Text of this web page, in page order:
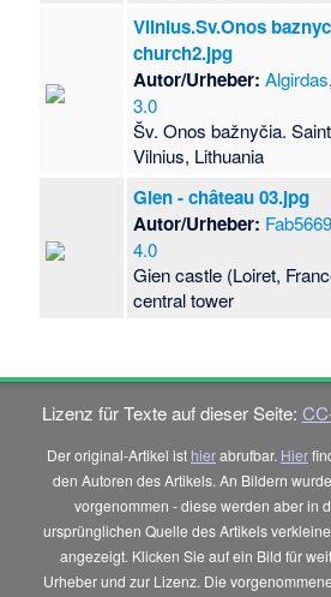
Vilnius.Sv.Onos
church2.jpg
Autor/Urheber: Algirdas,
3.0
Šv. Onos bažnyčia.
Vilnius, Lithuania
Gien - château 03.jpg
Autor/Urheber: Fab5669
4.0
Gien castle (Loiret,
central tower
Lizenz für Texte auf dieser Seite:
Der original-Artikel ist hierabrufbar. Hier
den Autoren des Artikels. An Bildern
vorgenommen - diese werden aber in
ursprünglichen Quelle des Artikels
angezeigt. Klicken Sie auf ein Bild für
Urheber und zur Lizenz. Die